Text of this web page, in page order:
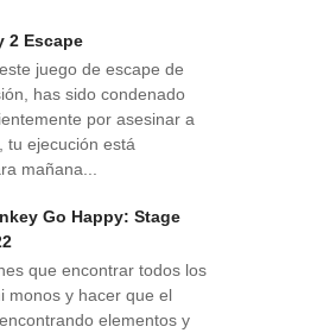
2 Escape
juego de escape de
has sido condenado
por asesinar a
tu ejecución está
mañana...
Go Happy: Stage
que encontrar todos los
monos y hacer que el
elementos y